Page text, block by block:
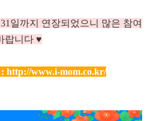
일까지 연장되었으니 많은 참여
랍니다 ♥
http://www.i-mom.co.kr/